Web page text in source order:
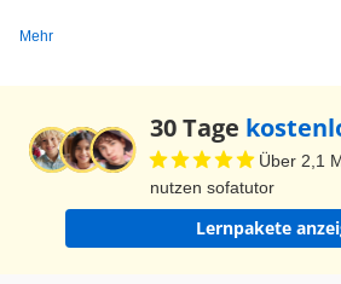
Mehr
30 Tage
Über 2,1
nutzen sofatutor
Lernpakete